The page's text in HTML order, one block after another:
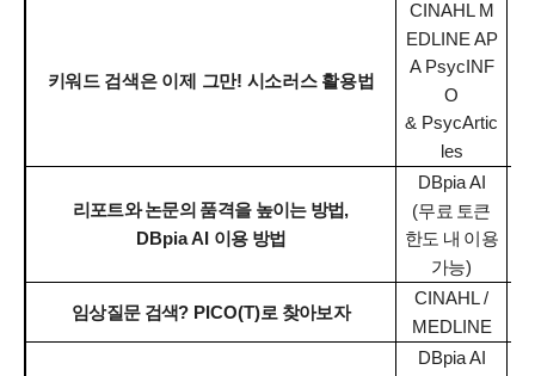
키워드 검색은 이제 그만! 시소러스 활용법
CINAHL M
EDLINE AP
A PsycINF
O
& PsycArtic
les
리포트와 논문의 품격을 높이는 방법,
DBpia AI 이용 방법
DBpia AI
(무료 토큰
한도 내 이용
가능)
임상질문 검색? PICO(T)로 찾아보자
CINAHL /
MEDLINE
DBpia AI